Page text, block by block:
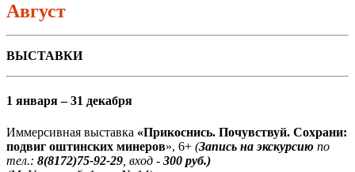
Август
ВЫСТАВКИ
1 января – 31 декабря
Иммерсивная выставка «Прикоснись. Почувствуй. Сохрани:
подвиг оштинских минеров», 6+ (Запись на экскурсию по
тел.: 8(8172)75-92-29 , вход - 300 руб.)